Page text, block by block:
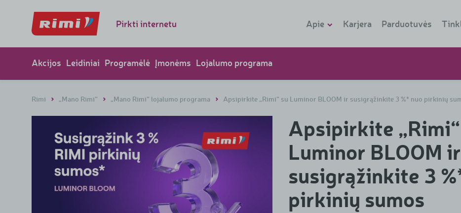
Pirkti internetu Apie
Apie Rimi
formatai
Vadovų komanda
Tvarumo
ataskaitos
Asortimentas
Karjera Parduotuvės
Akcijos Leidiniai Programėlė Įmonėms Lojalumo programa
Rimi „Mano Rimi“ „Mano Rimi“ lojalumo programa Apsipirkite „Rimi“ su Luminor BLOOM ir susigrąžinkite 3 %* nuo pirkinių
Apsipirkite
Luminor BLOOM ir
susigrąžinkite 3
pirkinių sumos